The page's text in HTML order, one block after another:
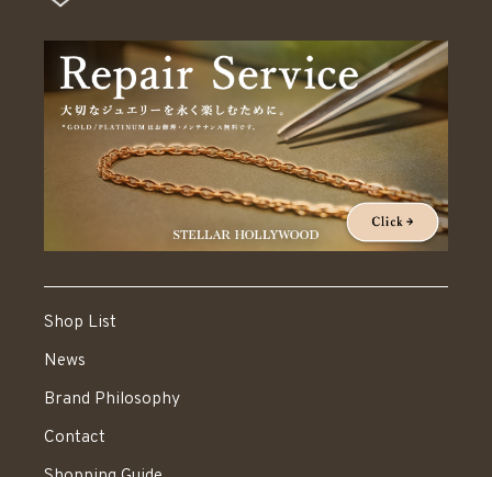
Shop List
News
Brand Philosophy
Contact